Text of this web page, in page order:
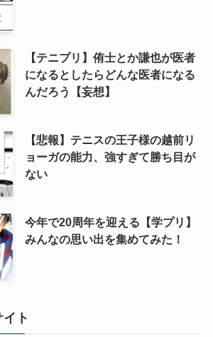
【テニプリ】侑士とか謙也が医者
になるとしたらどんな医者になる
んだろう【妄想】
【悲報】テニスの王子様の越前リ
ョーガの能力、強すぎて勝ち目が
ない
今年で20周年を迎える【学プリ】
みんなの思い出を集めてみた！
ト